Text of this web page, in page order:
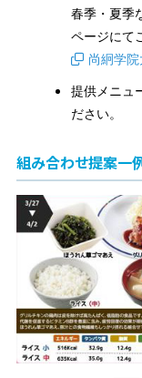
春季・夏季
ページにて
尚絅学
提供メニュ
ださい。
組み合わせ提案一